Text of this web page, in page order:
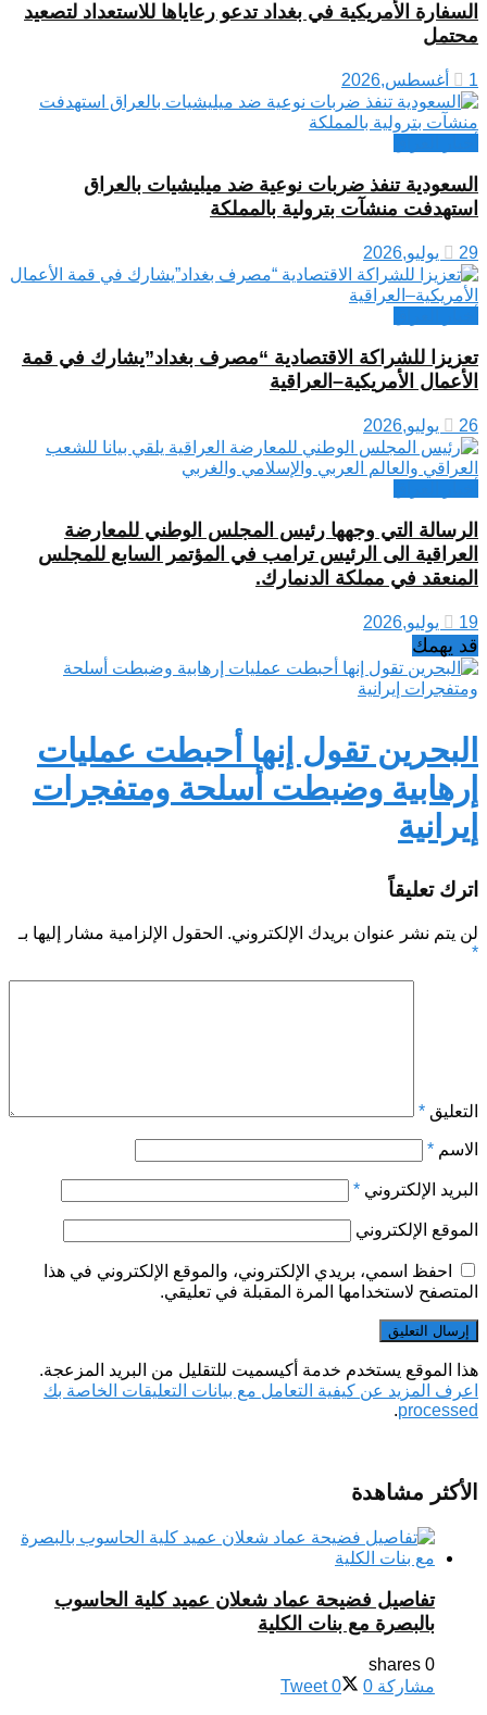
السفارة الأمريكية في بغداد تدعو رعاياها للاستعداد لتصعيد
محتمل
1 أغسطس,2026
السعودية تنفذ ضربات نوعية ضد ميليشيات بالعراق
استهدفت منشآت بترولية بالمملكة
29 يوليو,2026
تعزيزا للشراكة الاقتصادية “مصرف بغداد”يشارك في قمة
الأعمال الأمريكية–العراقية
26 يوليو,2026
الرسالة التي وجهها رئيس المجلس الوطني للمعارضة
العراقية الى الرئيس ترامب في المؤتمر السابع للمجلس
المنعقد في مملكة الدنمارك.
19 يوليو,2026
قد يهمك
البحرين تقول إنها أحبطت عمليات
إرهابية وضبطت أسلحة ومتفجرات
إيرانية
اترك تعليقاً
لن يتم نشر عنوان بريدك الإلكتروني. الحقول الإلزامية مشار إليها بـ
*
التعليق *
الاسم *
البريد الإلكتروني *
الموقع الإلكتروني
احفظ اسمي، بريدي الإلكتروني، والموقع الإلكتروني في هذا
المتصفح لاستخدامها المرة المقبلة في تعليقي.
هذا الموقع يستخدم خدمة أكيسميت للتقليل من البريد المزعجة.
اعرف المزيد عن كيفية التعامل مع بيانات التعليقات الخاصة بك
processed
.
الأكثر مشاهدة
تفاصيل فضيحة عماد شعلان عميد كلية الحاسوب
بالبصرة مع بنات الكلية
0 shares
مشاركة 0
Tweet 0